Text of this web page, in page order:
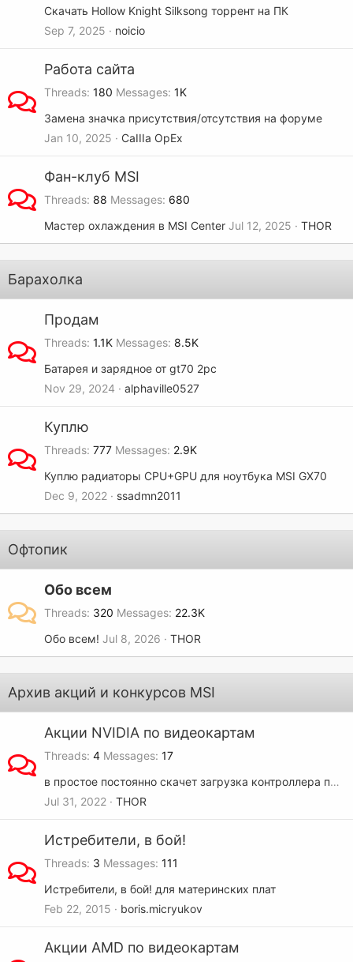
Cкачать Hollow Knight Silksong торрент на ПК
Sep 7, 2025
noicio
Работа сайта
Threads 180 Messages 1K
Замена значка присутствия/отсутствия на форуме
Jan 10, 2025
CaIIIa OpEx
Фан-клуб MSI
Threads 88 Messages 680
Мастер охлаждения в MSI Center Jul 12, 2025 THOR
Барахолка
Продам
Threads 1.1K Messages 8.5K
Батарея и зарядное от gt70 2pc
Nov 29, 2024
alphaville0527
Куплю
Threads 777 Messages 2.9K
Куплю радиаторы CPU+GPU для ноутбука MSI GX70
Dec 9, 2022
ssadmn2011
Офтопик
Обо всем
Threads 320 Messages 22.3K
Обо всем! Jul 8, 2026 THOR
Архив акций и конкурсов MSI
Акции NVIDIA по видеокартам
Threads 4 Messages 17
в простое постоянно скачет загрузка контроллера памяти видеокарты
Jul 31, 2022
THOR
Истребители, в бой!
Threads 3 Messages 111
Истребители, в бой! для материнских плат
Feb 22, 2015
boris.micryukov
Акции AMD по видеокартам